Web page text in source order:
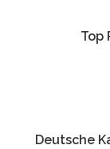
Top
Deutsche